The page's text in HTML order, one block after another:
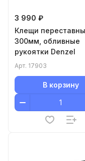
3 990 ₽
Клещи
300мм, обливные
рукоятки Denzel
Арт. 17903
В корзину